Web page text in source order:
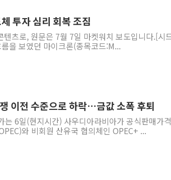
양주 섬유염색공장서 화재 1명 중상
김정관 산업부 장관 "주 52시간 손
해군 1함대 창설 80주년…지역과 함
주한미군 "오산기지 누출, 백린 아닌
구미 폐염산처리업체서 불 2시간30
투자 심리 회복 조짐
츠로, 원문은 7월 7일 마켓워치 보도입니다.[시
을 보였던 마이크론(종목코드:M...
이전 수준으로 하락…금값 소폭 후퇴
6일(현지시간) 사우디아라비아가 공식판매가격
와 비회원 산유국 협의체인 OPEC+ ...